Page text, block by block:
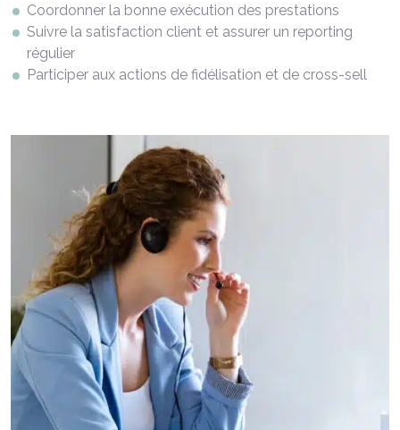
Coordonner la bonne exécution des prestations
Suivre la satisfaction client et assurer un reporting
régulier
Participer aux actions de fidélisation et de cross-sell